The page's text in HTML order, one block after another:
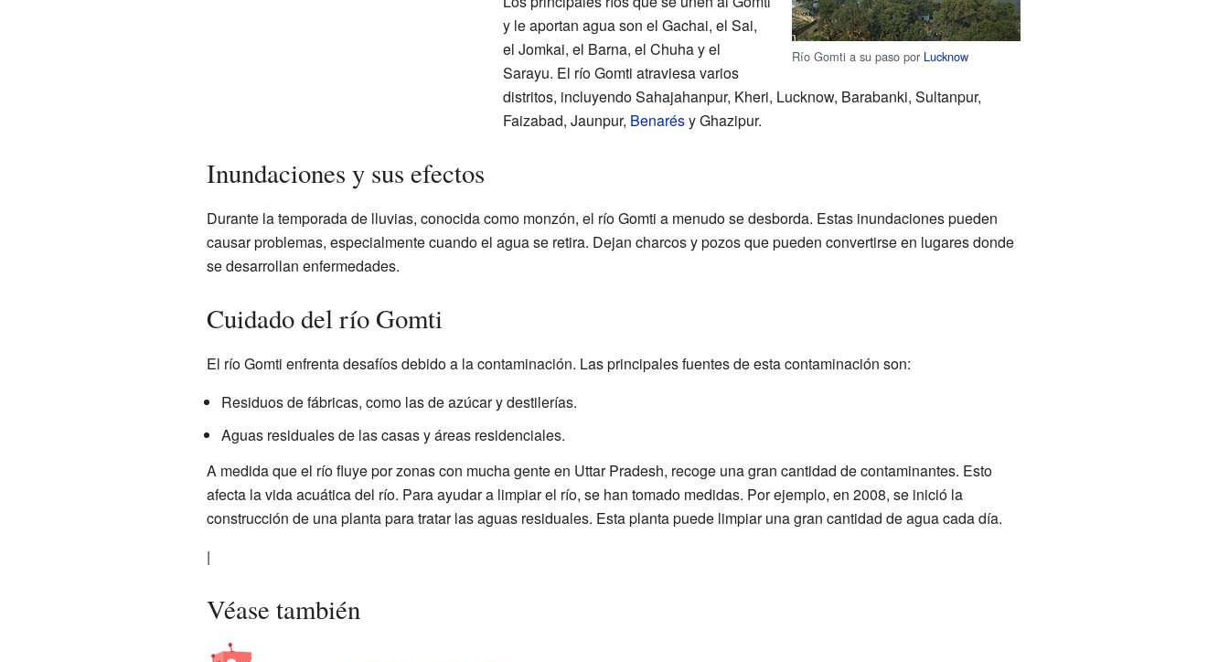
Río Gomti a su paso por Lucknow
y le aportan agua son el Gachai, el Sai,
el Jomkai, el Barna, el Chuha y el
Sarayu. El río Gomti atraviesa varios
distritos, incluyendo Sahajahanpur, Kheri, Lucknow, Barabanki, Sultanpur,
Faizabad, Jaunpur, Benarésy Ghazipur.
Inundaciones y sus efectos
Durante la temporada de lluvias, conocida como monzón, el río Gomti a menudo se desborda. Estas inundaciones pueden
causar problemas, especialmente cuando el agua se retira. Dejan charcos y pozos que pueden convertirse en lugares donde
se desarrollan enfermedades.
Cuidado del río Gomti
El río Gomti enfrenta desafíos debido a la contaminación. Las principales fuentes de esta contaminación son:
Residuos de fábricas, como las de azúcar y destilerías.
Aguas residuales de las casas y áreas residenciales.
A medida que el río fluye por zonas con mucha gente en Uttar Pradesh, recoge una gran cantidad de contaminantes. Esto
afecta la vida acuática del río. Para ayudar a limpiar el río, se han tomado medidas. Por ejemplo, en 2008, se inició la
construcción de una planta para tratar las aguas residuales. Esta planta puede limpiar una gran cantidad de agua cada día.
|
Véase también